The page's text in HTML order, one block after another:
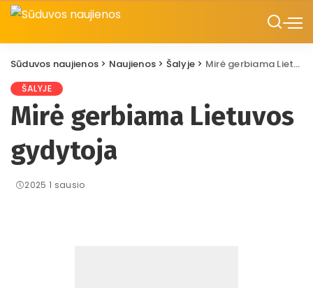
Sūduvos naujienos > Naujienos > Šalyje > Mirė gerbiama Lietuvos gydytoja
ŠALYJE
Mirė gerbiama Lietuvos
gydytoja
2025 1 sausio